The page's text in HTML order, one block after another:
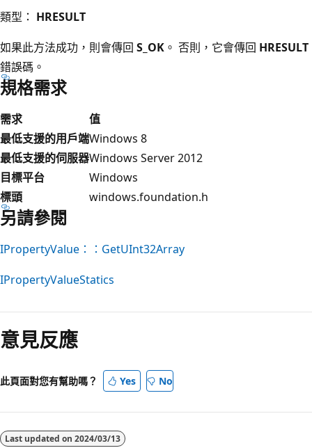
類型： HRESULT
如果此方法成功，則會傳回 S_OK 。 否則，它會傳回 HRESULT
錯誤碼。
規格需求
需求
值
最低支援的用戶端Windows 8
最低支援的伺服器Windows Server 2012
目標平台
Windows
標頭
windows.foundation.h
另請參閱
IPropertyValue：：GetUInt32Array
IPropertyValueStatics
讀
模
已
用
意見反應
此頁面對您有幫助嗎？ Yes No
Last updated on 2024/03/13